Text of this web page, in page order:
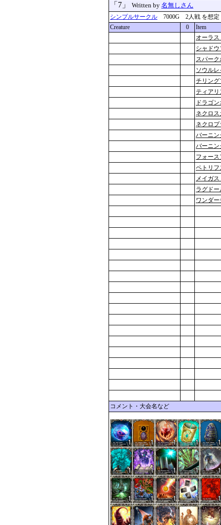
「7」 Written by 名無しさん
シンプルサークル 7000G 2人戦 を想定
Creature
0
Item
オーラ
シャド
スパー
ソウルレ
チリング
ティアリ
ドラゴ
ネクロ
ネクロ
バーニン
バーニン
フォー
ペトリフ
メイガ
ラグドー
ワンダ
コメント・大会名など